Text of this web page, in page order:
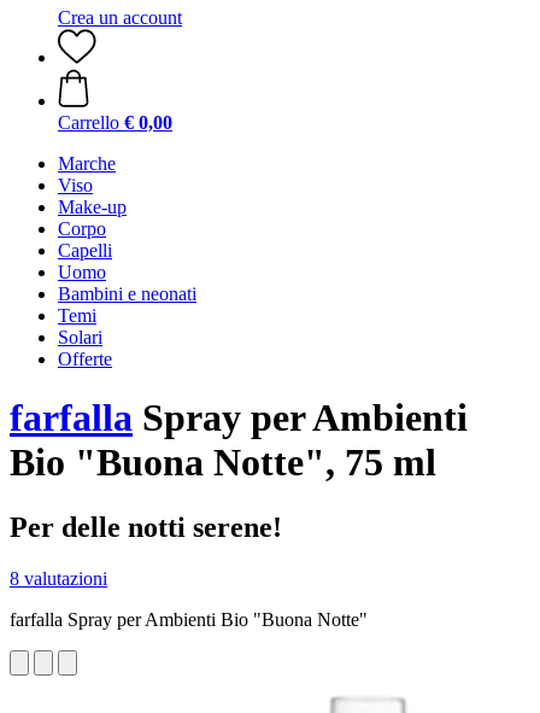
Crea un account
Carrello € 0,00
Marche
Viso
Make-up
Corpo
Capelli
Uomo
Bambini e neonati
Temi
Solari
Offerte
farfalla Spray per Ambienti
Bio "Buona Notte", 75 ml
Per delle notti serene!
8 valutazioni
farfalla Spray per Ambienti Bio "Buona Notte"